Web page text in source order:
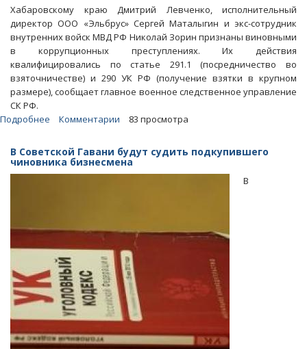
Хабаровскому краю Дмитрий Левченко, исполнительный
директор ООО «Эльбрус» Сергей Маталыгин и экс-сотрудник
внутренних войск МВД РФ Николай Зорин признаны виновными
в коррупционных преступлениях. Их действия
квалифицировались по статье 291.1 (посредничество во
взяточничестве) и 290 УК РФ (получение взятки в крупном
размере), сообщает главное военное следственное управление
СК РФ.
Подробнее
сотрудникам
ФАС
и
лет
на
двоих
за
взяточничество
Комментарии 83 просмотра
В Советской Гавани будут судить подкупившего
чиновника бизнесмена
В